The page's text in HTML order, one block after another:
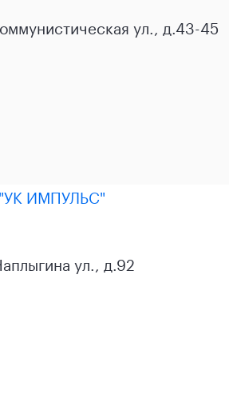
ул., д.43-45
ИМПУЛЬС"
ул., д.92